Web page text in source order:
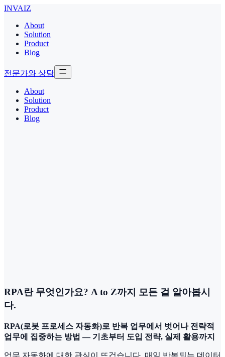
INVAIZ
About
Solution
Product
Blog
전문가와 상담
About
Solution
Product
Blog
RPA란 무엇인가요? A to Z까지 모든 걸 알아봅시
다.
RPA(로봇 프로세스 자동화)로 반복 업무에서 벗어나 전략적
업무에 집중하는 방법 — 기초부터 도입 전략, 실제 활용까지
업무 자동화에 대한 관심이 뜨겁습니다. 매일 반복되는 데이터